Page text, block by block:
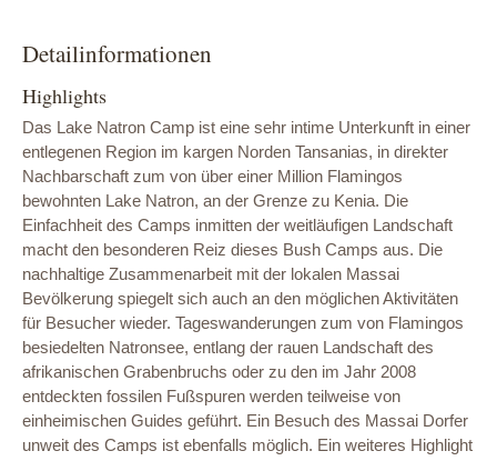
Detailinformationen
Highlights
Das Lake Natron Camp ist eine sehr intime Unterkunft in einer
entlegenen Region im kargen Norden Tansanias, in direkter
Nachbarschaft zum von über einer Million Flamingos
bewohnten Lake Natron, an der Grenze zu Kenia. Die
Einfachheit des Camps inmitten der weitläufigen Landschaft
macht den besonderen Reiz dieses Bush Camps aus. Die
nachhaltige Zusammenarbeit mit der lokalen Massai
Bevölkerung spiegelt sich auch an den möglichen Aktivitäten
für Besucher wieder. Tageswanderungen zum von Flamingos
besiedelten Natronsee, entlang der rauen Landschaft des
afrikanischen Grabenbruchs oder zu den im Jahr 2008
entdeckten fossilen Fußspuren werden teilweise von
einheimischen Guides geführt. Ein Besuch des Massai Dorfer
unweit des Camps ist ebenfalls möglich. Ein weiteres Highlight